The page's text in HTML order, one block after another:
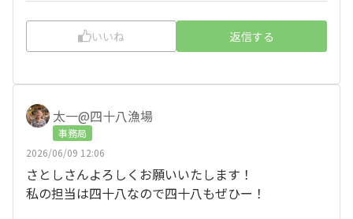
いいね 返信する
太一@四十八漁場
事務局
2026/06/09 12:06
さとしさんよろしくお願いいたします！
私の担当は四十八なので四十八もぜひー！